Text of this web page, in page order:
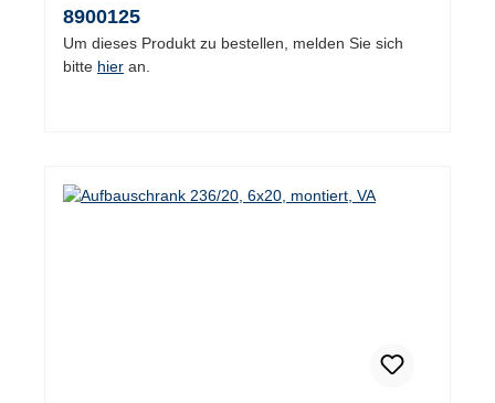
8900125
Um dieses Produkt zu bestellen, melden Sie sich
bitte hier an.